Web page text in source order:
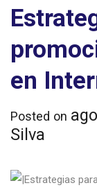
en
Posted on
Silva